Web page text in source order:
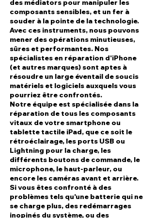
des médiators pour manipuler les
composants sensibles, et un fer à
souder à la pointe de la technologie.
Avec ces instruments, nous pouvons
mener des opérations minutieuses,
sûres et performantes. Nos
spécialistes en réparation d'iPhone
(et autres marques) sont aptes à
résoudre un large éventail de soucis
matériels et logiciels auxquels vous
pourriez être confrontés.
Notre équipe est spécialisée dans la
réparation de tous les composants
vitaux de votre smartphone ou
tablette tactile iPad, que ce soit le
rétroéclairage, les ports USB ou
Lightning pour la charge, les
différents boutons de commande, le
microphone, le haut-parleur, ou
encore les caméras avant et arrière.
Si vous êtes confronté à des
problèmes tels qu'une batterie qui ne
se charge plus, des redémarrages
inopinés du système, ou des